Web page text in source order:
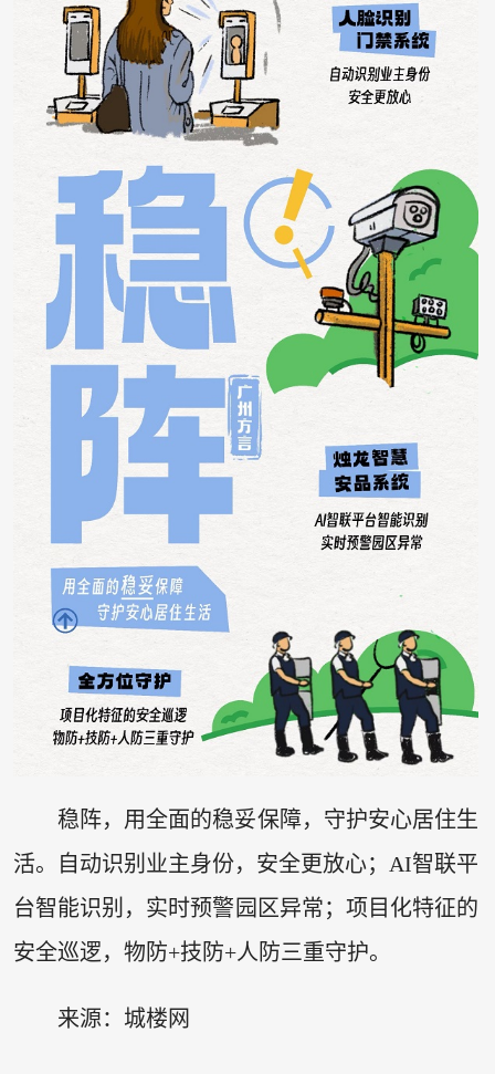
稳阵，用全面的稳妥保障，守护安心居住生
活。自动识别业主身份，安全更放心；AI智联平
台智能识别，实时预警园区异常；项目化特征的
安全巡逻，物防+技防+人防三重守护。
来源：城楼网